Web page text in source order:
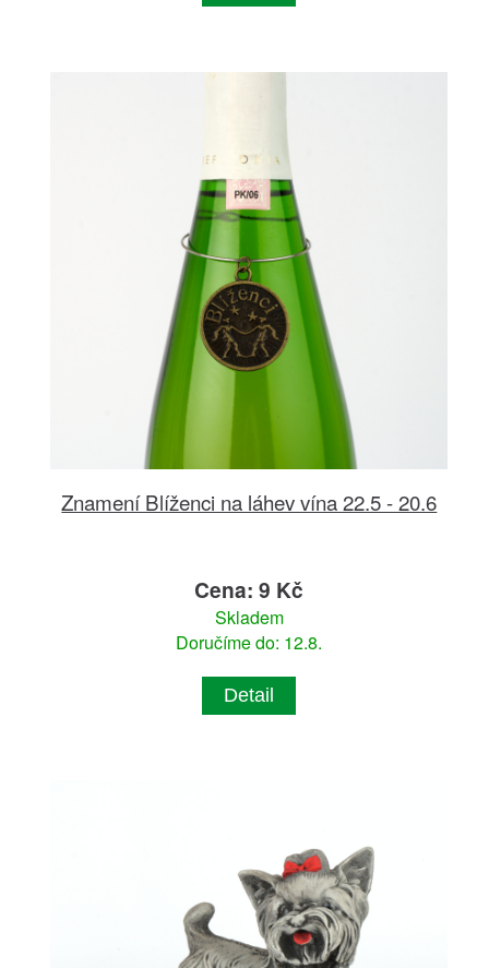
Znamení Blíženci na láhev vína 22.5 - 20.6
Cena: 9 Kč
Skladem
Doručíme do: 12.8.
Detail